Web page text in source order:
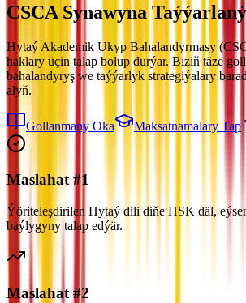
CSCA Synawyna
Hytaý Akademik Ukyp Bahalandyrmasy
haklary üçin talap bolup durýar. Biziň täze
bahalandyryş we taýýarlyk strategiýalary
alyň.
Gollanmany Oka Maksatnamalary Tap
Maslahat #1
Ýöriteleşdirilen Hytaý dili diňe HSK däl,
baýlygyny talap edýär.
Maslahat #2